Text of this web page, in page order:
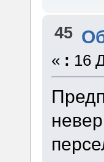
45
« : 16